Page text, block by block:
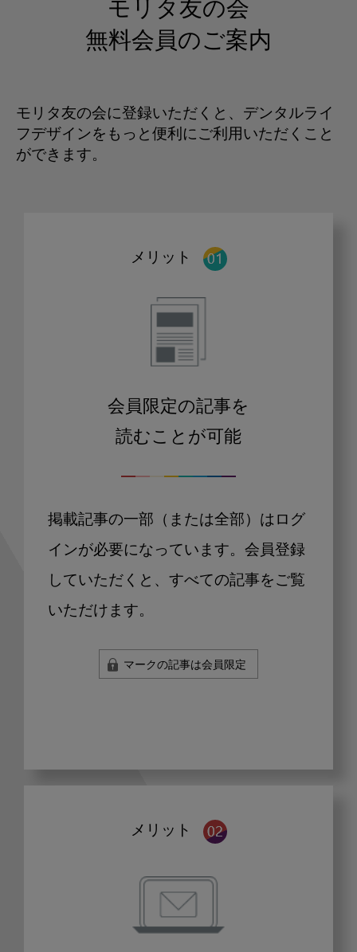
モリタ友の会
無料会員のご案内
モリタ友の会に登録いただくと、デンタルライ
フデザインをもっと便利にご利用いただくこと
ができます。
メリット
会員限定の記事を
読むことが可能
掲載記事の一部（または全部）はログ
インが必要になっています。会員登録
していただくと、すべての記事をご覧
いただけます。
マークの記事は会員限定
メリット